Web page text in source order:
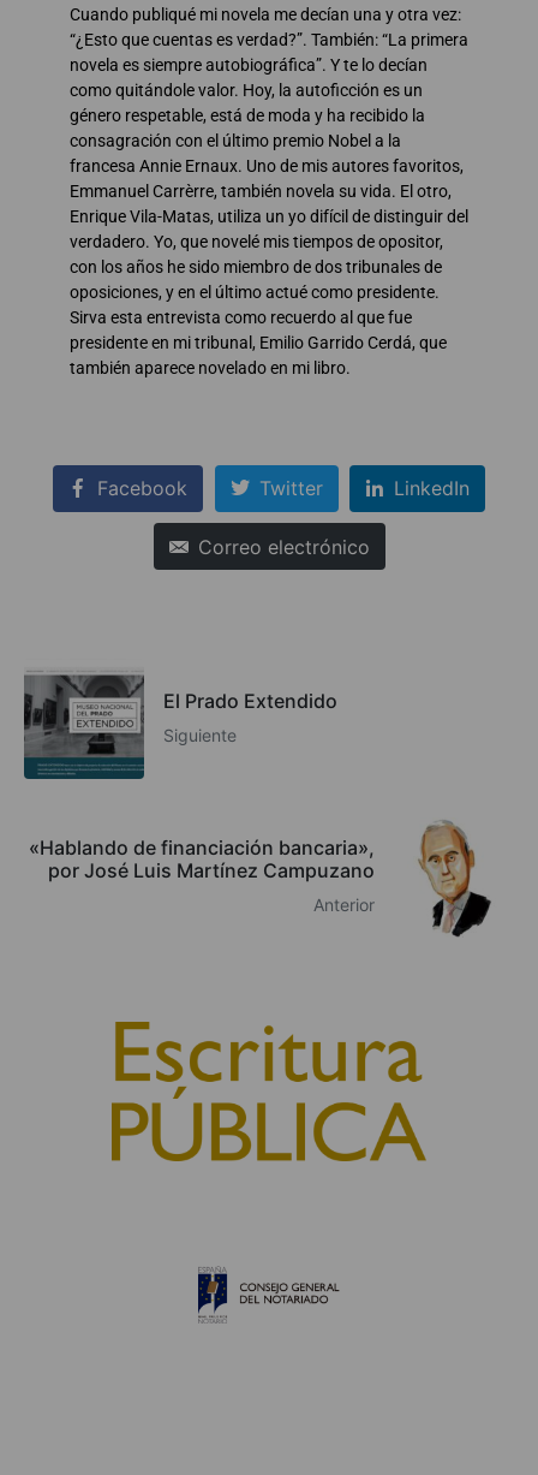
Cuando publiqué mi novela me decían una y otra vez:
“¿Esto que cuentas es verdad?”. También: “La primera
novela es siempre autobiográfica”. Y te lo decían
como quitándole valor. Hoy, la autoficción es un
género respetable, está de moda y ha recibido la
consagración con el último premio Nobel a la
francesa Annie Ernaux. Uno de mis autores favoritos,
Emmanuel Carrèrre, también novela su vida. El otro,
Enrique Vila-Matas, utiliza un yo difícil de distinguir del
verdadero. Yo, que novelé mis tiempos de opositor,
con los años he sido miembro de dos tribunales de
oposiciones, y en el último actué como presidente.
Sirva esta entrevista como recuerdo al que fue
presidente en mi tribunal, Emilio Garrido Cerdá, que
también aparece novelado en mi libro.
Facebook Twitter LinkedIn
Correo electrónico
El Prado Extendido
Siguiente
«Hablando de financiación bancaria»,
por José Luis Martínez Campuzano
Anterior